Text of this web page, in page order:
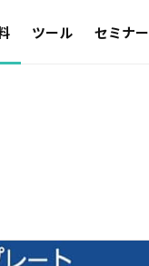
ツール セミナー